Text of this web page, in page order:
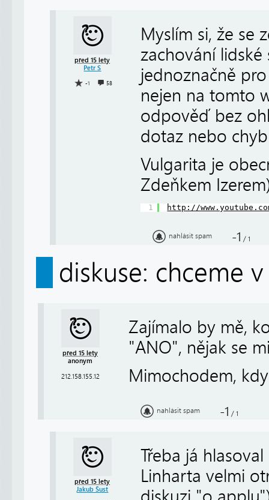
před 15 lety
Petr S
-1 58
Myslím si, že se
zachování
jednoznačně
nejen na tomto
odpověď bez
dotaz nebo
Vulgarita je
Zdeňkem
1 http://
nahlásit spam -1 / 1
diskuse: chceme
před 15 lety
anonym
212.158.155.12
Zajímalo by mě,
"ANO", nějak se
Mimochodem,
nahlásit spam -1 / 1
před 15 lety
Jakub Šust
Třeba já
Linharta velmi